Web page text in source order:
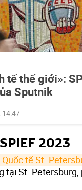
tế thế giới»:
Sputnik
14:47
2023
tế St.
tại St. Petersburg,